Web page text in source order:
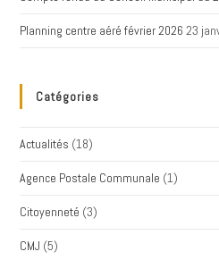
Planning centre aéré février 2026 23
Catégories
Actualités (18)
Agence Postale Communale (1)
Citoyenneté (3)
CMJ (5)